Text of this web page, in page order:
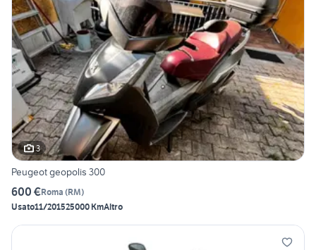
3
Peugeot geopolis 300
600 €Roma (RM)
Usato11/201525000 KmAltro